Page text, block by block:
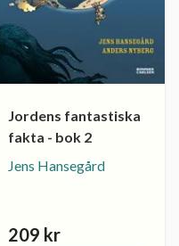
Jordens fantastiska
fakta - bok 2
Jens Hansegård
209 kr